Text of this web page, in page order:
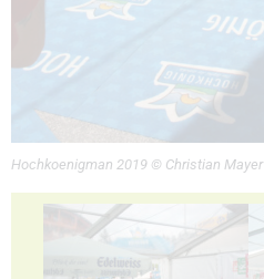
Hochkoenigman 2019 © Christian Mayer